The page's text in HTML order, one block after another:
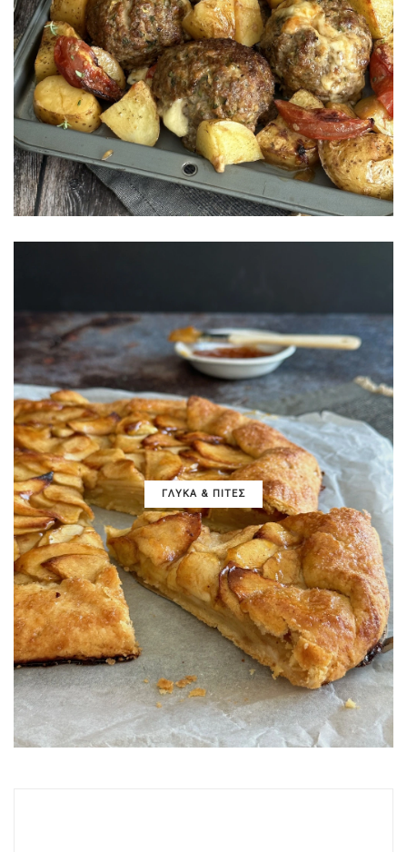
ΓΛΥΚΑ & ΠΙΤΕΣ